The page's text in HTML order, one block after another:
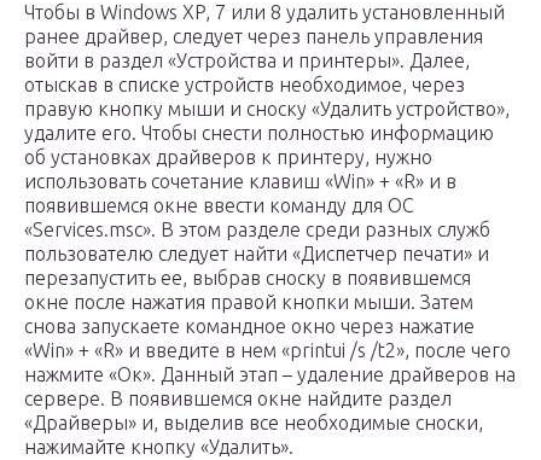
Чтобы в Windows XP, 7 или 8 удалить установленный
ранее драйвер, следует через панель управления
войти в раздел «Устройства и принтеры». Далее,
отыскав в списке устройств необходимое, через
правую кнопку мыши и сноску «Удалить устройство»,
удалите его. Чтобы снести полностью информацию
об установках драйверов к принтеру, нужно
использовать сочетание клавиш «Win» + «R» и в
появившемся окне ввести команду для ОС
«Services.msc». В этом разделе среди разных служб
пользователю следует найти «Диспетчер печати» и
перезапустить ее, выбрав сноску в появившемся
окне после нажатия правой кнопки мыши. Затем
снова запускаете командное окно через нажатие
«Win» + «R» и введите в нем «printui /s /t2», после чего
нажмите «Ок». Данный этап – удаление драйверов на
сервере. В появившемся окне найдите раздел
«Драйверы» и, выделив все необходимые сноски,
нажимайте кнопку «Удалить».